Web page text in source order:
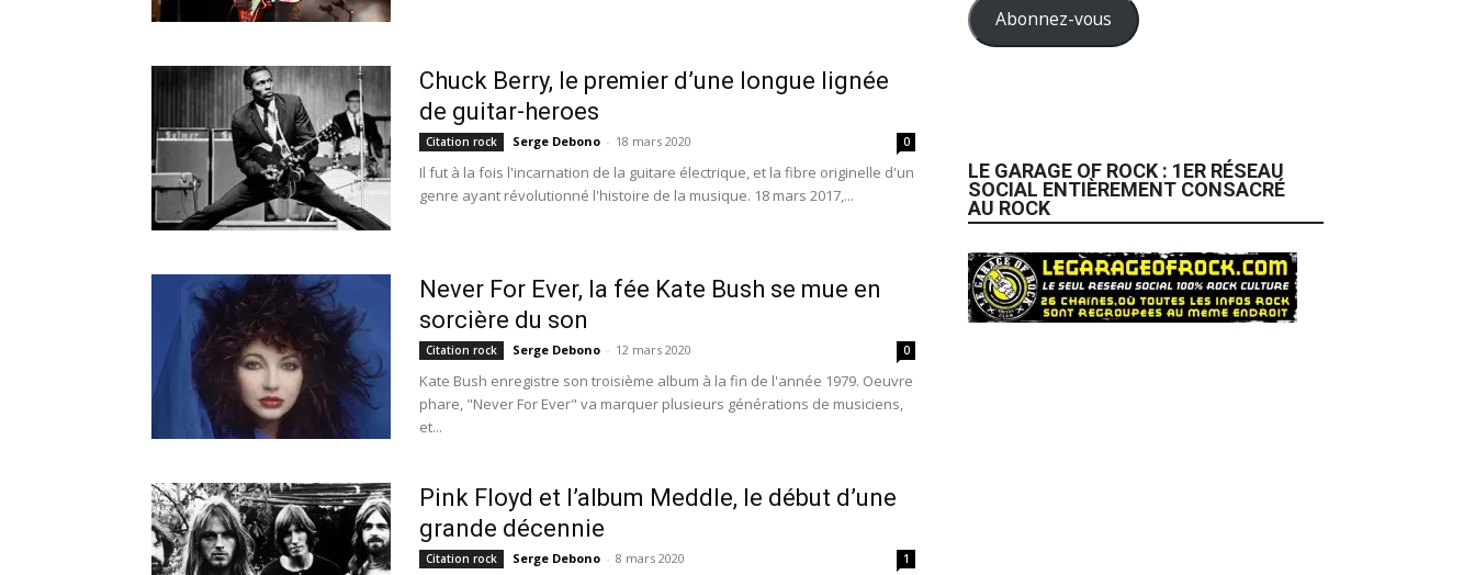
Chuck Berry, le premier d’une longue lignée
de guitar-heroes
Citation rock Serge Debono - 18 mars 2020 0
Il fut à la fois l'incarnation de la guitare électrique, et la fibre originelle d'un
genre ayant révolutionné l'histoire de la musique. 18 mars 2017,...
Never For Ever, la fée Kate Bush se mue en
sorcière du son
Citation rock Serge Debono - 12 mars 2020 0
Kate Bush enregistre son troisième album à la fin de l'année 1979. Oeuvre
phare, "Never For Ever" va marquer plusieurs générations de musiciens,
et...
Pink Floyd et l’album Meddle, le début d’une
grande décennie
Citation rock Serge Debono - 8 mars 2020 1
Abonnez-vous
LE GARAGE OF ROCK : 1ER RÉSEAU
SOCIAL ENTIÈREMENT CONSACRÉ
AU ROCK